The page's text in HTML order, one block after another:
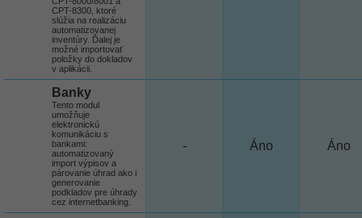
CPT-8300, ktoré
slúžia na realizáciu
automatizovanej
inventúry. Ďalej je
možné importovať
položky do dokladov
v aplikácii.
Banky
Tento modul
umožňuje
elektronickú
komunikáciu s
bankami:
automatizovaný
import výpisov a
párovanie úhrad ako i
generovanie
podkladov pre úhrady
cez internetbanking.
- Áno Áno